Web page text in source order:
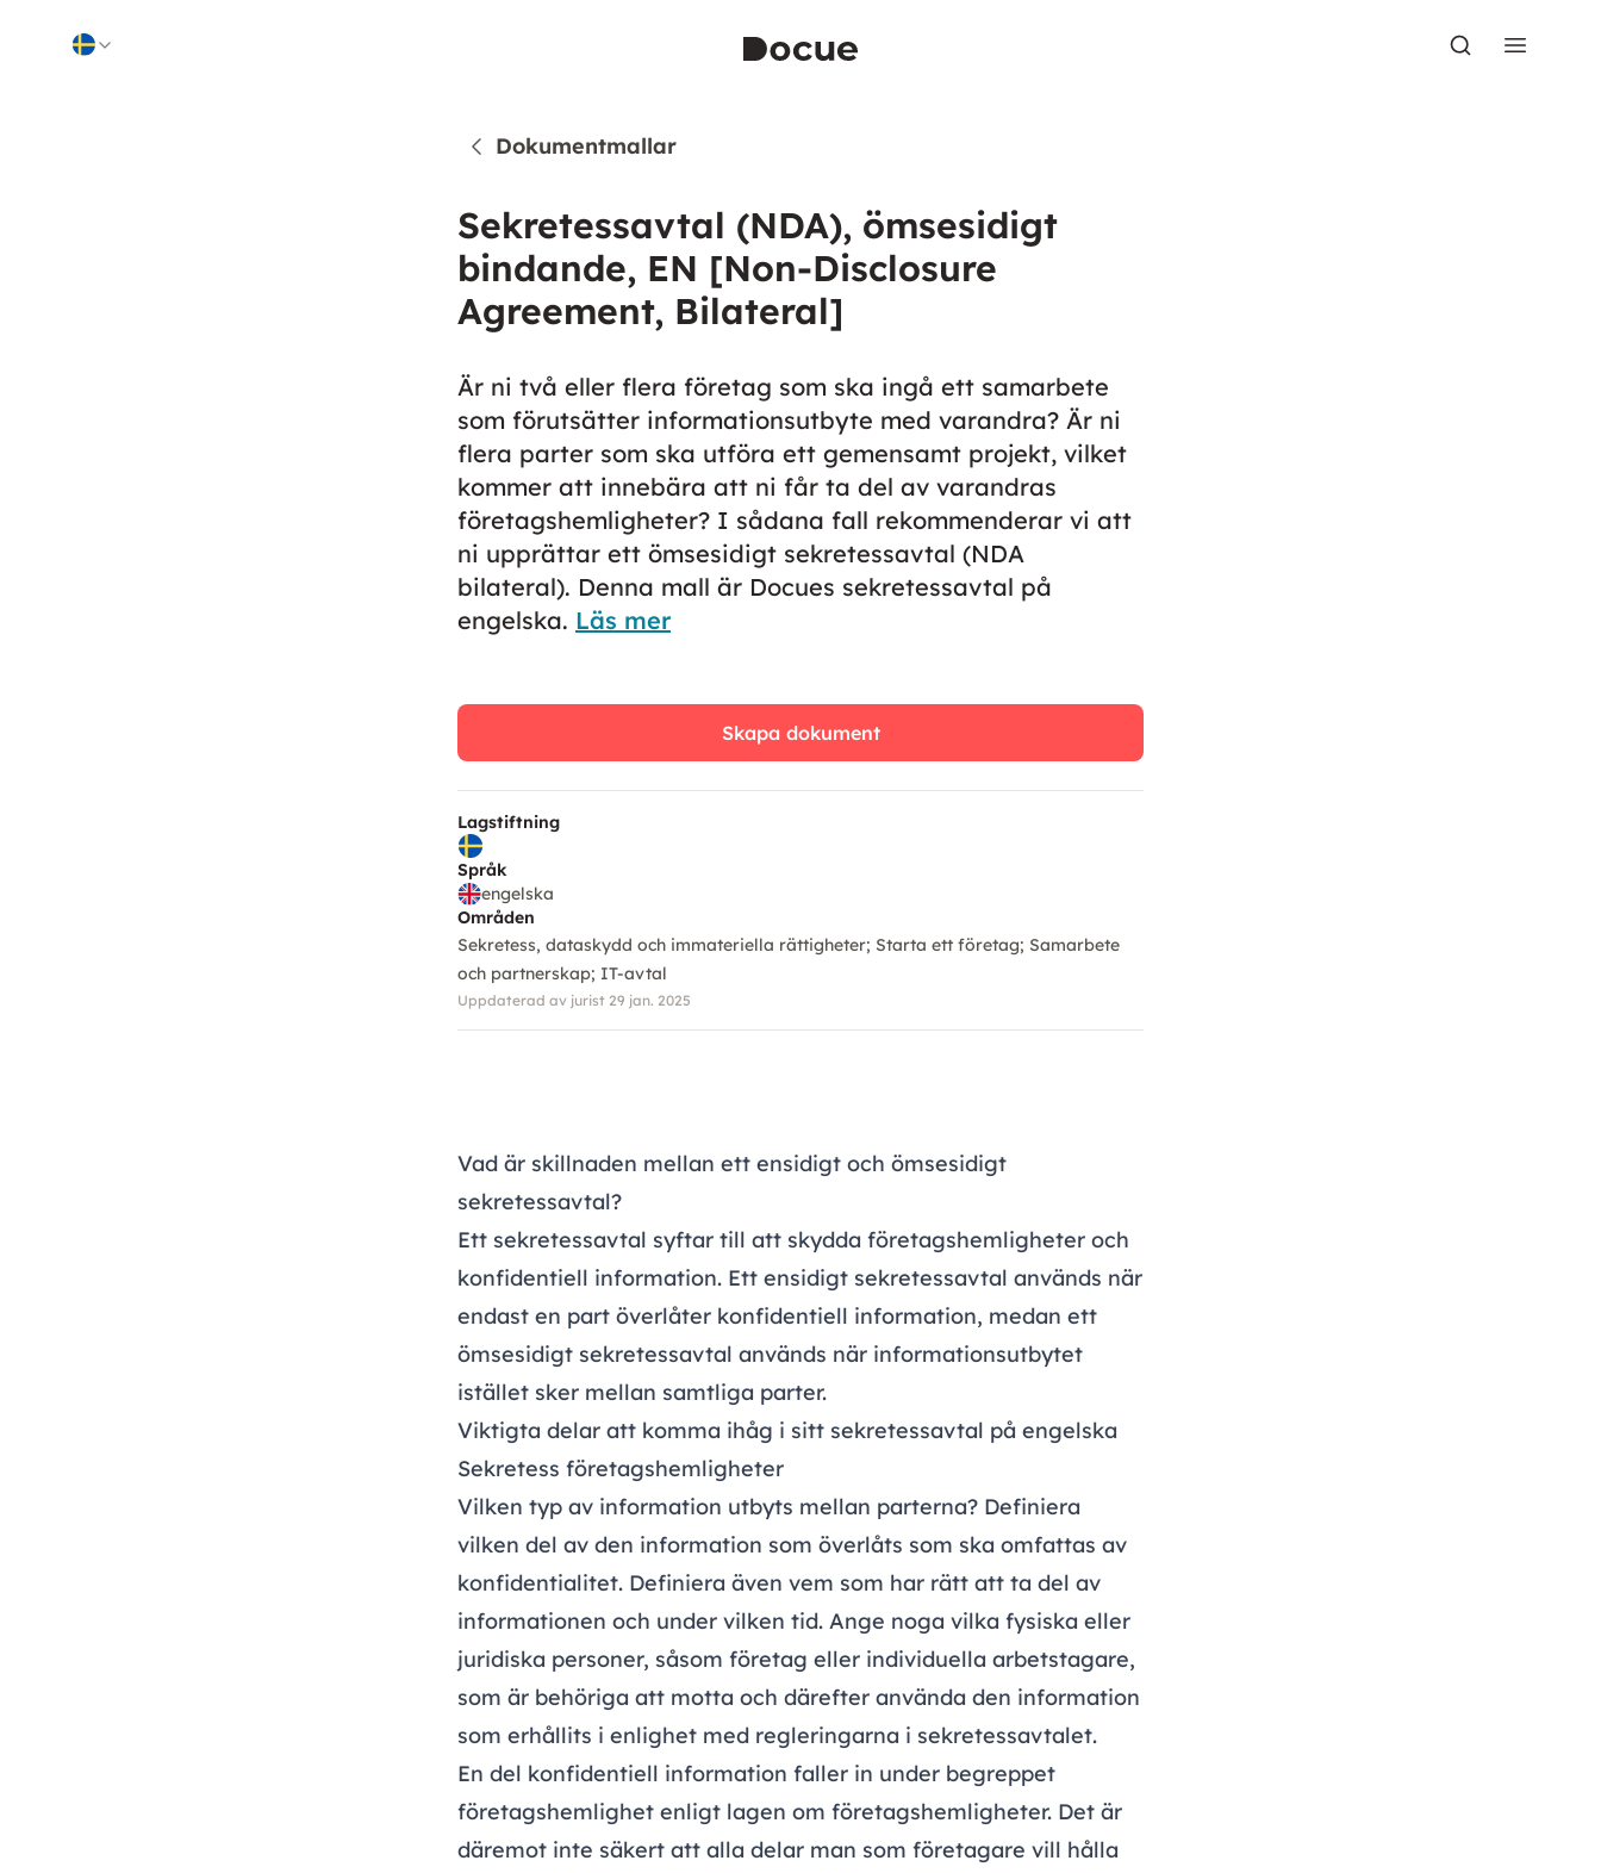
Dokumentmallar
Sekretessavtal (NDA), ömsesidigt
bindande, EN [Non-Disclosure
Agreement, Bilateral]
Är ni två eller flera företag som ska ingå ett samarbete
som förutsätter informationsutbyte med varandra? Är ni
flera parter som ska utföra ett gemensamt projekt, vilket
kommer att innebära att ni får ta del av varandras
företagshemligheter? I sådana fall rekommenderar vi att
ni upprättar ett ömsesidigt sekretessavtal (NDA
bilateral). Denna mall är Docues sekretessavtal på
engelska. Läs mer
Lagstiftning
Språk
engelska
Områden
Sekretess, dataskydd och immateriella rättigheter Starta ett företag Samarbete
och partnerskap IT-avtal
Uppdaterad av jurist 29 jan. 2025
Skapa dokument
Vad är skillnaden mellan ett ensidigt och ömsesidigt
sekretessavtal?
Ett sekretessavtal syftar till att skydda företagshemligheter och
konfidentiell information. Ett ensidigt sekretessavtal används när
endast en part överlåter konfidentiell information, medan ett
ömsesidigt sekretessavtal används när informationsutbytet
istället sker mellan samtliga parter.
Viktigta delar att komma ihåg i sitt sekretessavtal på engelska
Sekretess företagshemligheter
Vilken typ av information utbyts mellan parterna? Definiera
vilken del av den information som överlåts som ska omfattas av
konfidentialitet. Definiera även vem som har rätt att ta del av
informationen och under vilken tid. Ange noga vilka fysiska eller
juridiska personer, såsom företag eller individuella arbetstagare,
som är behöriga att motta och därefter använda den information
som erhållits i enlighet med regleringarna i sekretessavtalet.
En del konfidentiell information faller in under begreppet
företagshemlighet enligt lagen om företagshemligheter. Det är
däremot inte säkert att alla delar man som företagare vill hålla